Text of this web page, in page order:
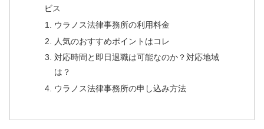
ビス
ウラノス法律事務所の利用料金
人気のおすすめポイントはコレ
対応時間と即日退職は可能なのか？対応地域
は？
ウラノス法律事務所の申し込み方法